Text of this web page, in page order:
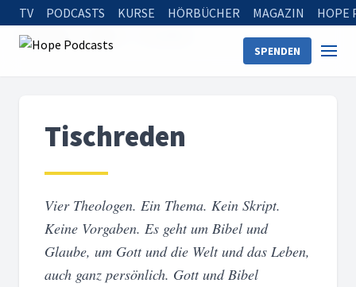
TV PODCASTS KURSE HÖRBÜCHER MAGAZIN HOPE
SPENDEN
Startseite
Tischreden
Vier Theologen. Ein Thema. Kein Skript.
Keine Vorgaben. Es geht um Bibel und
Glaube, um Gott und die Welt und das Leben,
auch ganz persönlich. Gott und Bibel